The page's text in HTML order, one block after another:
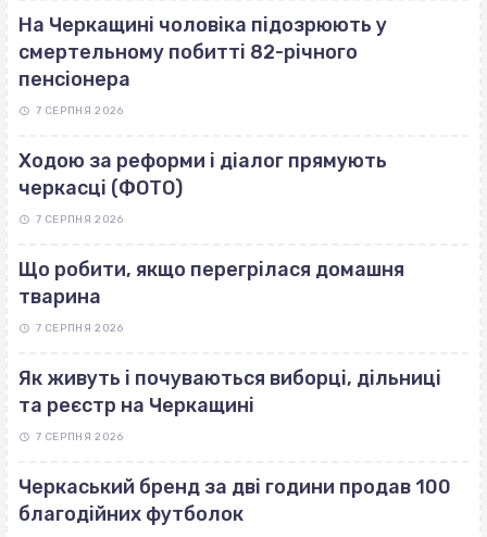
На Черкащині чоловіка підозрюють у
смертельному побитті 82-річного
пенсіонера
7 СЕРПНЯ 2026
Ходою за реформи і діалог прямують
черкасці (ФОТО)
7 СЕРПНЯ 2026
Що робити, якщо перегрілася домашня
тварина
7 СЕРПНЯ 2026
Як живуть і почуваються виборці, дільниці
та реєстр на Черкащині
7 СЕРПНЯ 2026
Черкаський бренд за дві години продав 100
благодійних футболок